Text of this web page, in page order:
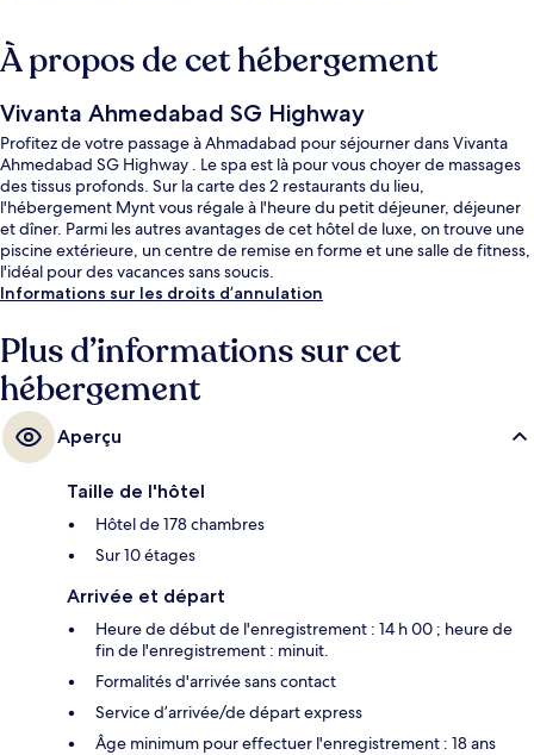
À propos de cet hébergement
Vivanta Ahmedabad SG Highway
Profitez de votre passage à Ahmadabad pour séjourner dans Vivanta
Ahmedabad SG Highway . Le spa est là pour vous choyer de massages
des tissus profonds. Sur la carte des 2 restaurants du lieu,
l'hébergement Mynt vous régale à l'heure du petit déjeuner, déjeuner
et dîner. Parmi les autres avantages de cet hôtel de luxe, on trouve une
piscine extérieure, un centre de remise en forme et une salle de fitness,
l'idéal pour des vacances sans soucis.
Informations sur les droits d’annulation
Plus d’informations sur cet
hébergement
Aperçu
Taille de l'hôtel
Hôtel de 178 chambres
Sur 10 étages
Arrivée et départ
Heure de début de l'enregistrement : 14 h 00 ; heure de
fin de l'enregistrement : minuit.
Formalités d'arrivée sans contact
Service d’arrivée/de départ express
Âge minimum pour effectuer l'enregistrement : 18 ans